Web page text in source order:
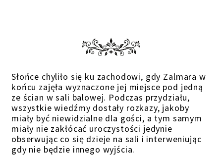
Słońce chyliło się ku zachodowi, gdy Zalmara w
końcu zajęła wyznaczone jej miejsce pod jedną
ze ścian w sali balowej. Podczas przydziału,
wszystkie wiedźmy dostały rozkazy, jakoby
miały być niewidzialne dla gości, a tym samym
miały nie zakłócać uroczystości jedynie
obserwując co się dzieje na sali i interweniując
gdy nie będzie innego wyjścia.